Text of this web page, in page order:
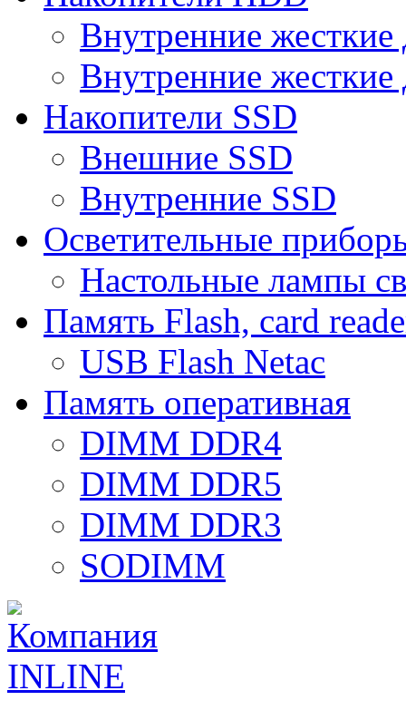
Внутренние
Внутренние
Накопители SSD
Внешние SSD
Внутренние SSD
Осветительные
Настольные лампы
Память Flash, card
USB Flash Netac
Память оперативная
DIMM DDR4
DIMM DDR5
DIMM DDR3
SODIMM